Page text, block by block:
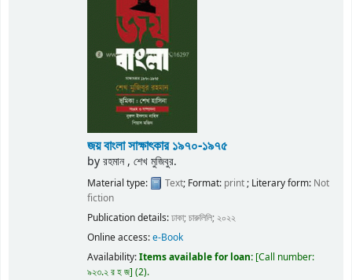
জয় বাংলা সাক্ষাৎকার ১৯৭০-১৯৭৫
byরহমান , শেখ মুজিবুর.
Material type: Text; Format: print ; Literary form: Not
fiction
Publication details:ঢাকা;চারুলিলি; ২০২২
Online access:e-Book
Availability:Items available for loan: Call number:
৯২৩.২ র হ জ (2).